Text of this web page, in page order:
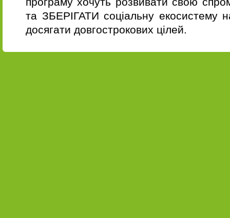
та ЗБЕРІГАТИ соціальну екосистему
досягати довгострокових цілей.